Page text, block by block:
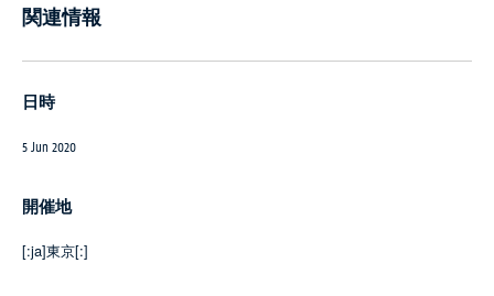
関連情報
日時
5 Jun 2020
開催地
[:ja]東京[:]